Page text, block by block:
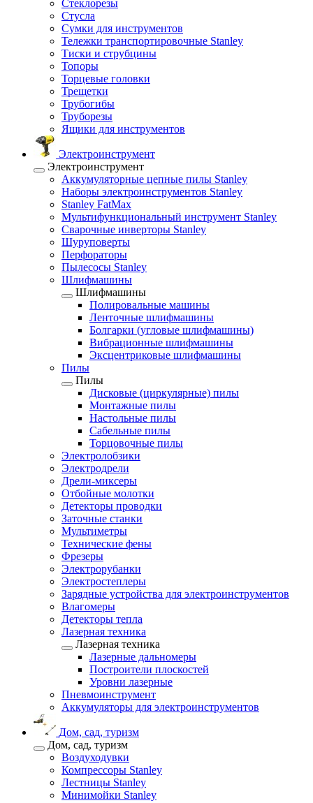
Стеклорезы
Стусла
Сумки для инструментов
Тележки транспортировочные Stanley
Тиски и струбцины
Топоры
Торцевые головки
Трещетки
Трубогибы
Труборезы
Ящики для инструментов
Электроинструмент
Электроинструмент
Аккумуляторные цепные пилы Stanley
Наборы электроинструментов Stanley
Stanley FatMax
Мультифункциональный инструмент Stanley
Сварочные инверторы Stanley
Шуруповерты
Перфораторы
Пылесосы Stanley
Шлифмашины
Шлифмашины
Полировальные машины
Ленточные шлифмашины
Болгарки (угловые шлифмашины)
Вибрационные шлифмашины
Эксцентриковые шлифмашины
Пилы
Пилы
Дисковые (циркулярные) пилы
Монтажные пилы
Настольные пилы
Сабельные пилы
Торцовочные пилы
Электролобзики
Электродрели
Дрели-миксеры
Отбойные молотки
Детекторы проводки
Заточные станки
Мультиметры
Технические фены
Фрезеры
Электрорубанки
Электростеплеры
Зарядные устройства для электроинструментов
Влагомеры
Детекторы тепла
Лазерная техника
Лазерная техника
Лазерные дальномеры
Построители плоскостей
Уровни лазерные
Пневмоинструмент
Аккумуляторы для электроинструментов
Дом, сад, туризм
Дом, сад, туризм
Воздуходувки
Компрессоры Stanley
Лестницы Stanley
Минимойки Stanley